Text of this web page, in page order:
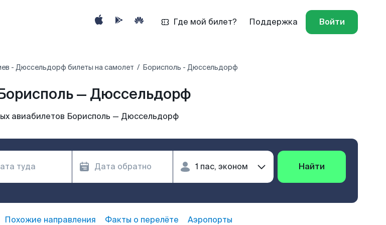
Где мой билет? Поддержка Войти
- Дюссельдорф билеты на самолет Борисполь - Дюссельдорф
— Дюссельдорф
авиабилетов Борисполь — Дюссельдорф
Найти
Похожие направления Факты о перелёте Аэропорты